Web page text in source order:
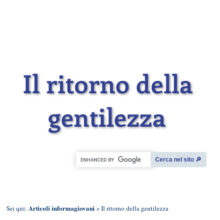
Il ritorno della
gentilezza
Cerca nel sito 🔎︎
Sei qui: Articoli informagiovani > Il ritorno della gentilezza